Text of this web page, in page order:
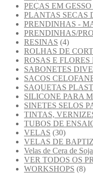
PEÇAS EM
PLANTAS SECAS
PRENDINHAS -
PRENDINHAS/
RESINAS (4)
ROLHAS DE
ROSAS E
SABONETES
SACOS
SAQUETAS
SILICONE PARA
SINETES SELOS
TINTAS,
TUBOS DE
VELAS (30)
VELAS DE
Velas de Cera de Soja
VER TODOS OS
WORKSHOPS (8)